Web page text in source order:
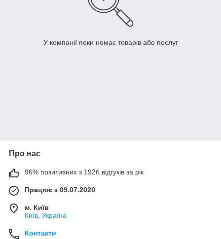
У компанії поки немає товарів або послуг
Про нас
96% позитивних з 1926 відгуків за рік
Працює з 09.07.2020
м. Київ
Київ, Україна
Контакти